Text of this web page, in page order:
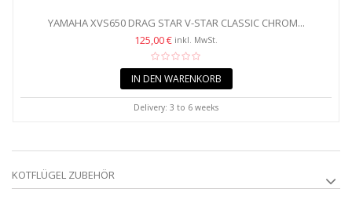
YAMAHA XVS650 DRAG STAR V-STAR CLASSIC CHROM...
125,00 € inkl. MwSt.
IN DEN WARENKORB
Delivery: 3 to 6 weeks
KOTFLÜGEL ZUBEHÖR